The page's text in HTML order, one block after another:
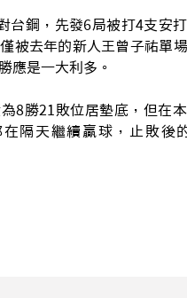
台鋼，先發6局被打4支安
被去年的新人王曾子祐單
應是一大利多。
8勝21敗位居墊底，但在
隔天繼續贏球，止敗後